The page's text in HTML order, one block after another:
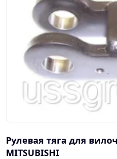
Рулевая тяга для
MITSUBISHI